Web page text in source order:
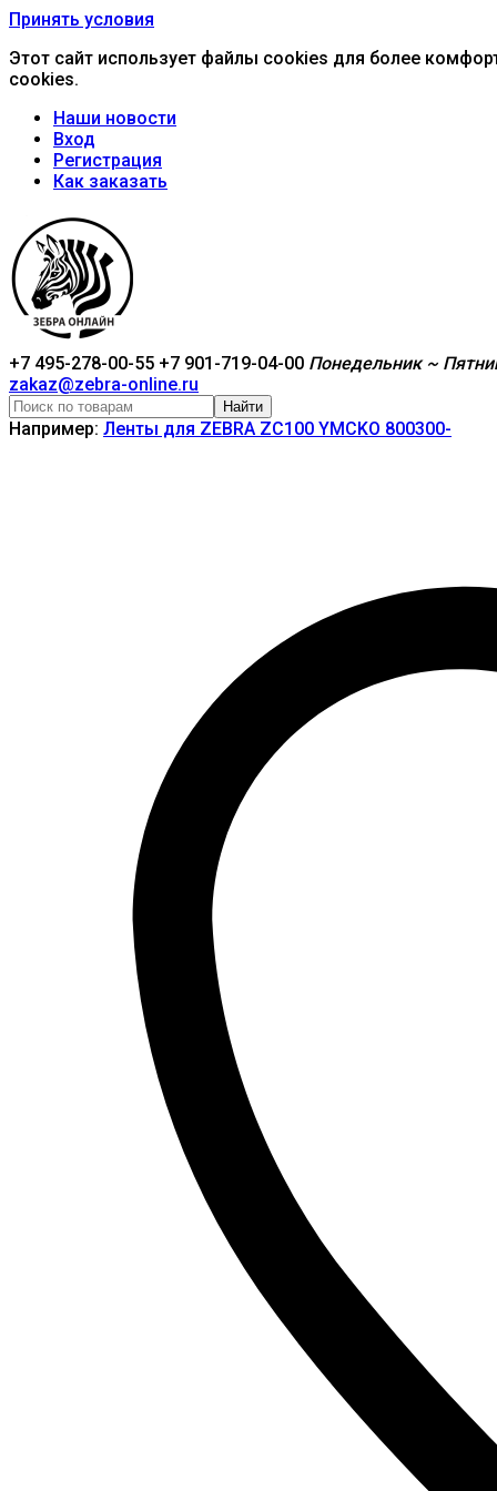
Принять условия
Этот сайт использует файлы cookies для более
cookies.
Наши новости
Вход
Регистрация
Как заказать
+7 495-278-00-55 +7 901-719-04-00 Понедельник ~
zakaz@zebra-online.ru
Найти
Например: Ленты для ZEBRA ZC100 YMCKO 800300-